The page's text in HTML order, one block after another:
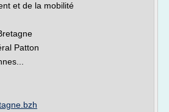
et de la mobilité
Patton